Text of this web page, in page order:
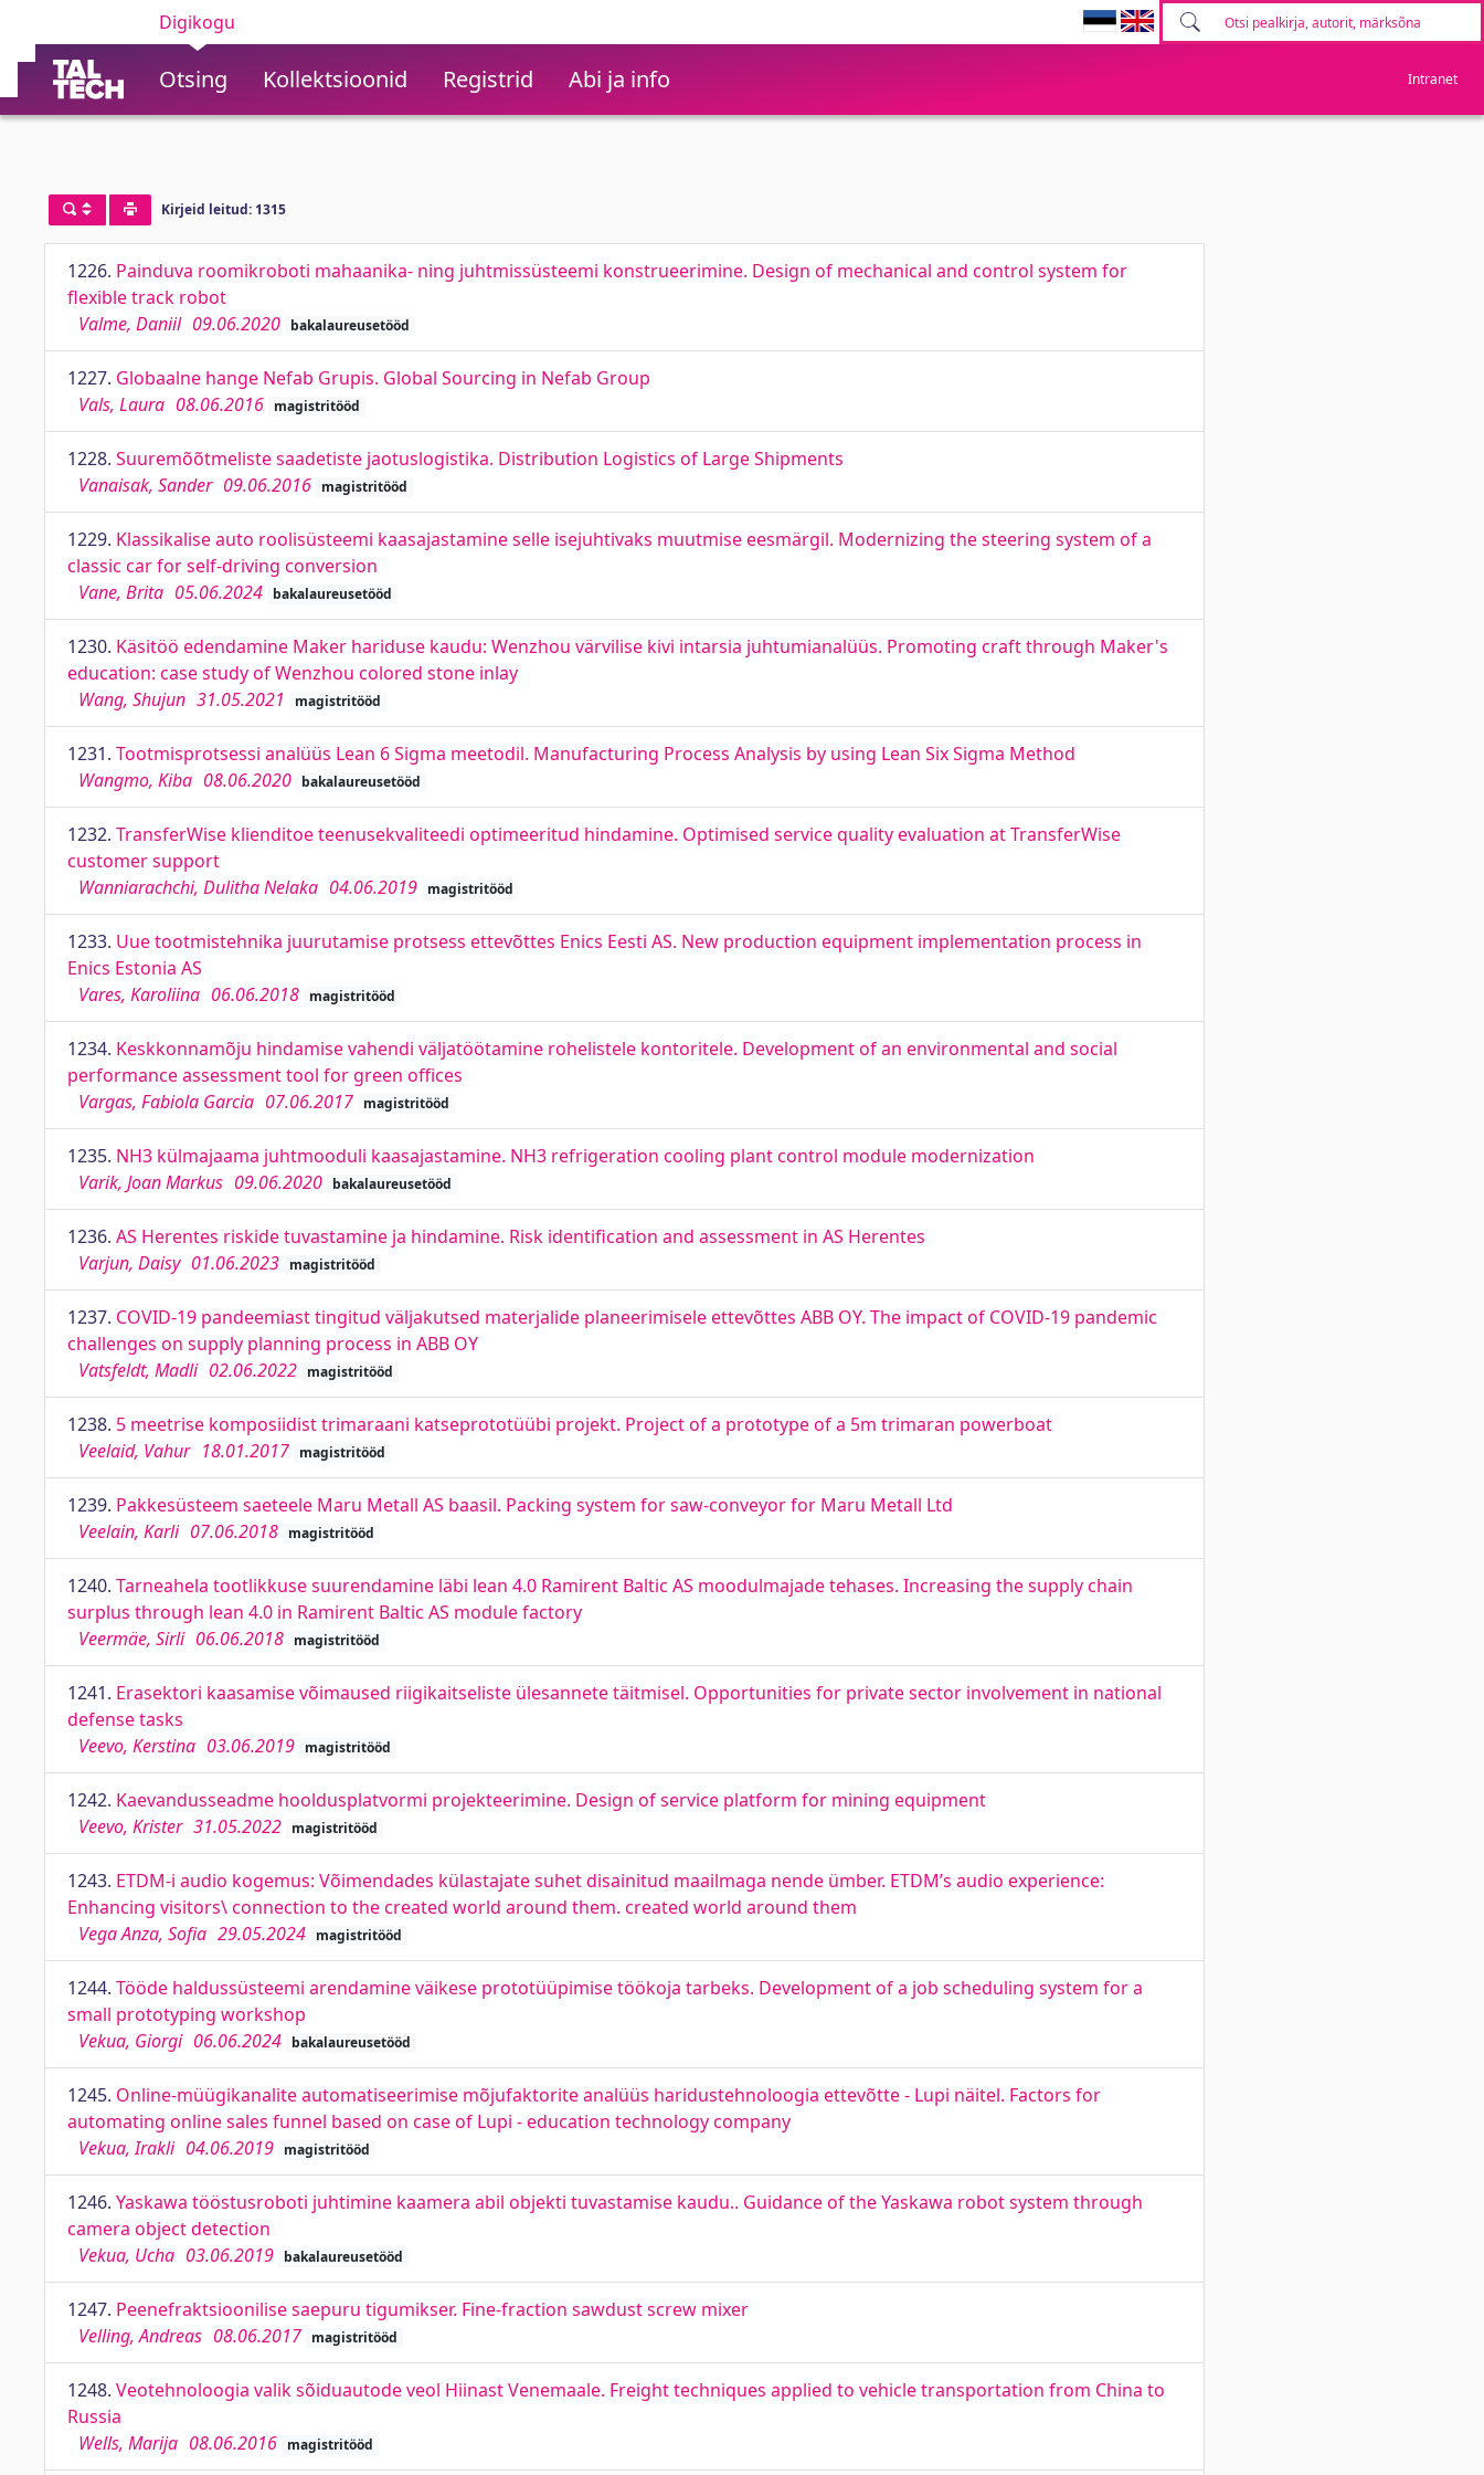
Digikogu
Otsing Kollektsioonid Registrid Abi ja info Intranet
Kirjeid leitud: 1315
1226. Painduva roomikroboti mahaanika- ning juhtmissüsteemi konstrueerimine. Design of mechanical and control system for
flexible track robot
Valme, Daniil 09.06.2020 bakalaureusetööd
1227. Globaalne hange Nefab Grupis. Global Sourcing in Nefab Group
Vals, Laura 08.06.2016 magistritööd
1228. Suuremõõtmeliste saadetiste jaotuslogistika. Distribution Logistics of Large Shipments
Vanaisak, Sander 09.06.2016 magistritööd
1229. Klassikalise auto roolisüsteemi kaasajastamine selle isejuhtivaks muutmise eesmärgil. Modernizing the steering system of a
classic car for self-driving conversion
Vane, Brita 05.06.2024 bakalaureusetööd
1230. Käsitöö edendamine Maker hariduse kaudu: Wenzhou värvilise kivi intarsia juhtumianalüüs. Promoting craft through Maker's
education: case study of Wenzhou colored stone inlay
Wang, Shujun 31.05.2021 magistritööd
1231. Tootmisprotsessi analüüs Lean 6 Sigma meetodil. Manufacturing Process Analysis by using Lean Six Sigma Method
Wangmo, Kiba 08.06.2020 bakalaureusetööd
1232. TransferWise klienditoe teenusekvaliteedi optimeeritud hindamine. Optimised service quality evaluation at TransferWise
customer support
Wanniarachchi, Dulitha Nelaka 04.06.2019 magistritööd
1233. Uue tootmistehnika juurutamise protsess ettevõttes Enics Eesti AS. New production equipment implementation process in
Enics Estonia AS
Vares, Karoliina 06.06.2018 magistritööd
1234. Keskkonnamõju hindamise vahendi väljatöötamine rohelistele kontoritele. Development of an environmental and social
performance assessment tool for green offices
Vargas, Fabiola Garcia 07.06.2017 magistritööd
1235. NH3 külmajaama juhtmooduli kaasajastamine. NH3 refrigeration cooling plant control module modernization
Varik, Joan Markus 09.06.2020 bakalaureusetööd
1236. AS Herentes riskide tuvastamine ja hindamine. Risk identification and assessment in AS Herentes
Varjun, Daisy 01.06.2023 magistritööd
1237. COVID-19 pandeemiast tingitud väljakutsed materjalide planeerimisele ettevõttes ABB OY. The impact of COVID-19 pandemic
challenges on supply planning process in ABB OY
Vatsfeldt, Madli 02.06.2022 magistritööd
1238. 5 meetrise komposiidist trimaraani katseprototüübi projekt. Project of a prototype of a 5m trimaran powerboat
Veelaid, Vahur 18.01.2017 magistritööd
1239. Pakkesüsteem saeteele Maru Metall AS baasil. Packing system for saw-conveyor for Maru Metall Ltd
Veelain, Karli 07.06.2018 magistritööd
1240. Tarneahela tootlikkuse suurendamine läbi lean 4.0 Ramirent Baltic AS moodulmajade tehases. Increasing the supply chain
surplus through lean 4.0 in Ramirent Baltic AS module factory
Veermäe, Sirli 06.06.2018 magistritööd
1241. Erasektori kaasamise võimaused riigikaitseliste ülesannete täitmisel. Opportunities for private sector involvement in national
defense tasks
Veevo, Kerstina 03.06.2019 magistritööd
1242. Kaevandusseadme hooldusplatvormi projekteerimine. Design of service platform for mining equipment
Veevo, Krister 31.05.2022 magistritööd
1243. ETDM-i audio kogemus: Võimendades külastajate suhet disainitud maailmaga nende ümber. ETDM’s audio experience:
Enhancing visitors\ connection to the created world around them. created world around them
Vega Anza, Sofia 29.05.2024 magistritööd
1244. Tööde haldussüsteemi arendamine väikese prototüüpimise töökoja tarbeks. Development of a job scheduling system for a
small prototyping workshop
Vekua, Giorgi 06.06.2024 bakalaureusetööd
1245. Online-müügikanalite automatiseerimise mõjufaktorite analüüs haridustehnoloogia ettevõtte - Lupi näitel. Factors for
automating online sales funnel based on case of Lupi - education technology company
Vekua, Irakli 04.06.2019 magistritööd
1246. Yaskawa tööstusroboti juhtimine kaamera abil objekti tuvastamise kaudu.. Guidance of the Yaskawa robot system through
camera object detection
Vekua, Ucha 03.06.2019 bakalaureusetööd
1247. Peenefraktsioonilise saepuru tigumikser. Fine-fraction sawdust screw mixer
Velling, Andreas 08.06.2017 magistritööd
1248. Veotehnoloogia valik sõiduautode veol Hiinast Venemaale. Freight techniques applied to vehicle transportation from China to
Russia
Wells, Marija 08.06.2016 magistritööd